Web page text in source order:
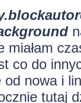
miałam
co do
od nowa i
tutaj